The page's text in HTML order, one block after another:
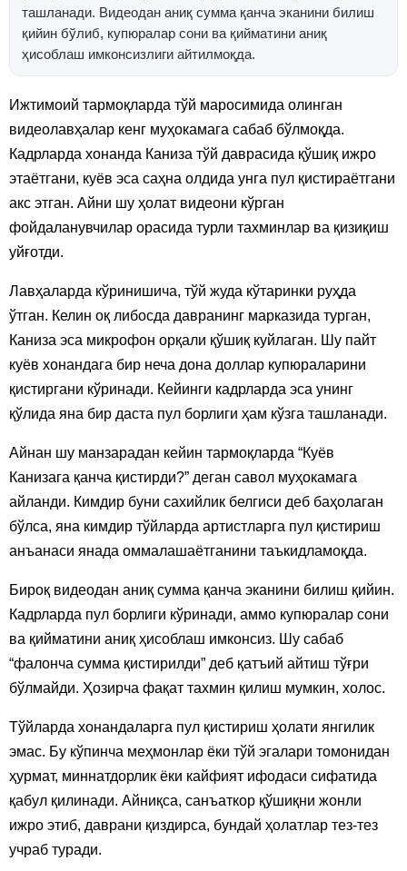
ташланади. Видеодан аниқ сумма қанча эканини билиш
қийин бўлиб, купюралар сони ва қийматини аниқ
ҳисоблаш имконсизлиги айтилмоқда.
Ижтимоий тармоқларда тўй маросимида олинган
видеолавҳалар кенг муҳокамага сабаб бўлмоқда.
Кадрларда хонанда Каниза тўй даврасида қўшиқ ижро
этаётгани, куёв эса саҳна олдида унга пул қистираётгани
акс этган. Айни шу ҳолат видеони кўрган
фойдаланувчилар орасида турли тахминлар ва қизиқиш
уйғотди.
Лавҳаларда кўринишича, тўй жуда кўтаринки руҳда
ўтган. Келин оқ либосда давранинг марказида турган,
Каниза эса микрофон орқали қўшиқ куйлаган. Шу пайт
куёв хонандага бир неча дона доллар купюраларини
қистиргани кўринади. Кейинги кадрларда эса унинг
қўлида яна бир даста пул борлиги ҳам кўзга ташланади.
Айнан шу манзарадан кейин тармоқларда “Куёв
Канизага қанча қистирди?” деган савол муҳокамага
айланди. Кимдир буни сахийлик белгиси деб баҳолаган
бўлса, яна кимдир тўйларда артистларга пул қистириш
анъанаси янада оммалашаётганини таъкидламоқда.
Бироқ видеодан аниқ сумма қанча эканини билиш қийин.
Кадрларда пул борлиги кўринади, аммо купюралар сони
ва қийматини аниқ ҳисоблаш имконсиз. Шу сабаб
“фалонча сумма қистирилди” деб қатъий айтиш тўғри
бўлмайди. Ҳозирча фақат тахмин қилиш мумкин, холос.
Тўйларда хонандаларга пул қистириш ҳолати янгилик
эмас. Бу кўпинча меҳмонлар ёки тўй эгалари томонидан
ҳурмат, миннатдорлик ёки кайфият ифодаси сифатида
қабул қилинади. Айниқса, санъаткор қўшиқни жонли
ижро этиб, даврани қиздирса, бундай ҳолатлар тез-тез
учраб туради.